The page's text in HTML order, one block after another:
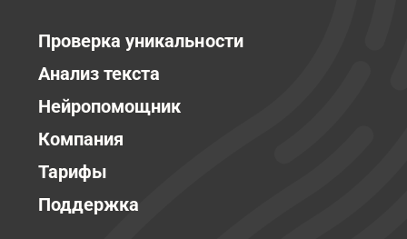
Проверка уникальности
Анализ текста
Нейропомощник
Компания
Тарифы
Поддержка